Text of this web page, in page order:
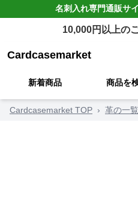
名刺入れ専門通販サ
10,000円以上の
Cardcasemarket
新着商品 商品を
Cardcasemarket TOP › 革の一覧